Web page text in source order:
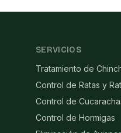
SERVICIOS
Tratamiento de
Control de Ratas y
Control de
Control de Hormigas